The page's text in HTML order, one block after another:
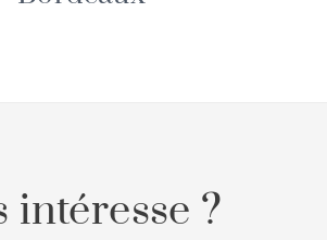
intéresse ?